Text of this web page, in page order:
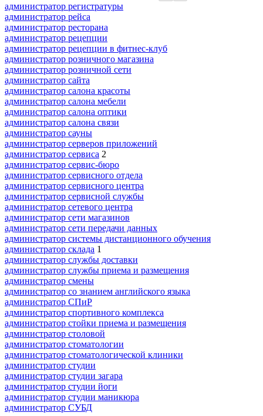
администратор регистратуры
администратор рейса
администратор ресторана
администратор рецепции
администратор рецепции в фитнес-клуб
администратор розничного магазина
администратор розничной сети
администратор сайта
администратор салона красоты
администратор салона мебели
администратор салона оптики
администратор салона связи
администратор сауны
администратор серверов приложений
администратор сервиса 2
администратор сервис-бюро
администратор сервисного отдела
администратор сервисного центра
администратор сервисной службы
администратор сетевого центра
администратор сети магазинов
администратор сети передачи данных
администратор системы дистанционного обучения
администратор склада 1
администратор службы доставки
администратор службы приема и размещения
администратор смены
администратор со знанием английского языка
администратор СПиР
администратор спортивного комплекса
администратор стойки приема и размещения
администратор столовой
администратор стоматологии
администратор стоматологической клиники
администратор студии
администратор студии загара
администратор студии йоги
администратор студии маникюра
администратор СУБД